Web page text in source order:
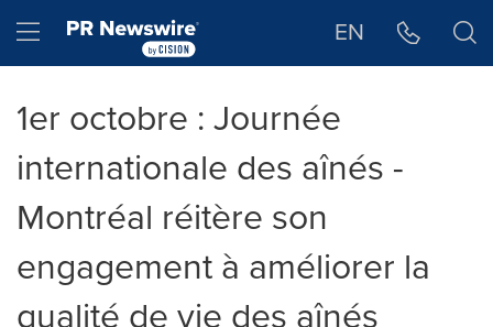
Hamburger menu EN
1er octobre : Journée
internationale des aînés -
Montréal réitère son
engagement à améliorer la
qualité de vie des aînés